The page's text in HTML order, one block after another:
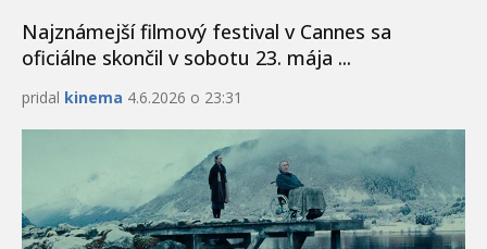
Najznámejší filmový festival v Cannes sa
oficiálne skončil v sobotu 23. mája ...
pridal kinema 4.6.2026 o 23:31